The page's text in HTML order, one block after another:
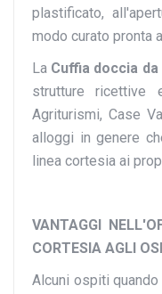
plastificato,
modo curato pronta
La Cuffia doccia
strutture ricettive
Agriturismi, Case
alloggi in genere
linea cortesia ai
VANTAGGI
CORTESIA AGLI
Alcuni ospiti quando